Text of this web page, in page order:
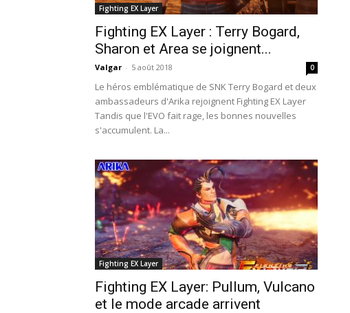
Fighting EX Layer
Fighting EX Layer : Terry Bogard,
Sharon et Area se joignent...
Valgar - 5 août 2018 0
Le héros emblématique de SNK Terry Bogard et deux
ambassadeurs d'Arika rejoignent Fighting EX Layer
Tandis que l'EVO fait rage, les bonnes nouvelles
s'accumulent. La...
Fighting EX Layer
Fighting EX Layer: Pullum, Vulcano
et le mode arcade arrivent